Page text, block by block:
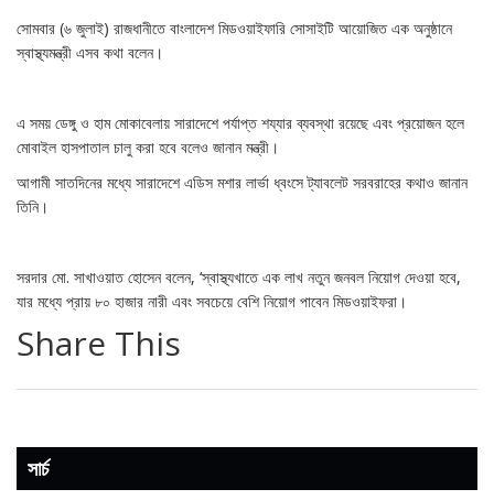
সোমবার (৬ জুলাই) রাজধানীতে বাংলাদেশ মিডওয়াইফারি সোসাইটি আয়োজিত এক অনুষ্ঠানে
স্বাস্থ্যমন্ত্রী এসব কথা বলেন।
এ সময় ডেঙ্গু ও হাম মোকাবেলায় সারাদেশে পর্যাপ্ত শয্যার ব্যবস্থা রয়েছে এবং প্রয়োজন হলে
মোবাইল হাসপাতাল চালু করা হবে বলেও জানান মন্ত্রী।
আগামী সাতদিনের মধ্যে সারাদেশে এডিস মশার লার্ভা ধ্বংসে ট্যাবলেট সরবরাহের কথাও জানান
তিনি।
সরদার মো. সাখাওয়াত হোসেন বলেন, ‘স্বাস্থ্যখাতে এক লাখ নতুন জনবল নিয়োগ দেওয়া হবে,
যার মধ্যে প্রায় ৮০ হাজার নারী এবং সবচেয়ে বেশি নিয়োগ পাবেন মিডওয়াইফরা।
Share This
সার্চ